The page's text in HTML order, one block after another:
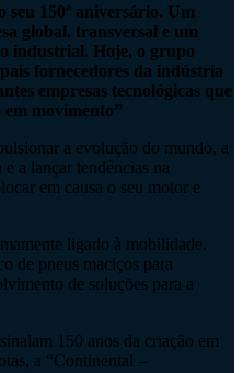
seu 150º aniversário. Um
global, transversal e um
industrial. Hoje, o grupo
fornecedores da indústria
empresas tecnológicas que
movimento”
a evolução do mundo, a
a lançar tendências na
em causa o seu motor e
ligado à mobilidade.
de pneus maciços para
de soluções para a
150 anos da criação em
a “Continental –